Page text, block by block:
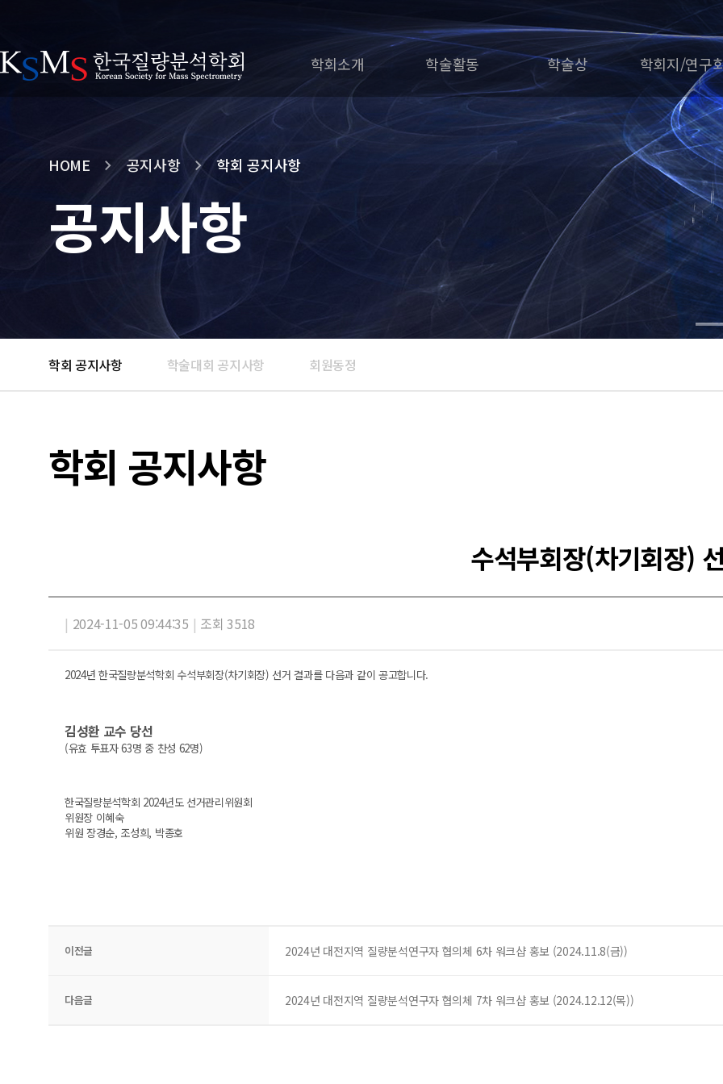
학회소개 학술활동 학술상 학회지/연구
HOME 공지사항 학회 공지사항
공지사항
학회 공지사항 학술대회 공지사항 회원동정
학회 공지사항
수석부회장(차기회장)
| 2024-11-05 09:44:35 | 조회 3518
2024년 한국질량분석학회 수석부회장(차기회장) 선거 결과를 다음과 같이 공고합니다.
김성환 교수 당선
(유효 투표자 63명 중 찬성 62명)
한국질량분석학회 2024년도 선거관리위원회
위원장 이혜숙
위원 장경순, 조성희, 박종호
이전글 2024년 대전지역 질량분석연구자 협의체 6차 워크샵 홍보 (2024.11.8(금))
다음글 2024년 대전지역 질량분석연구자 협의체 7차 워크샵 홍보 (2024.12.12(목))